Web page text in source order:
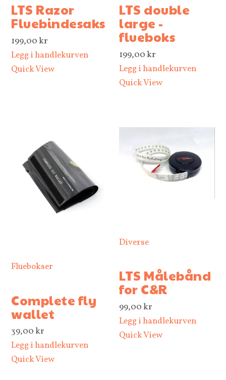
l
.
k
r
LTS Razor
Fluebindesaks
199,00kr
Legg i handlekurven
Quick View
LTS double
large -
flueboks
199,00kr
Legg i handlekurven
Quick View
Fluebokser
Complete fly
wallet
39,00kr
Legg i handlekurven
Quick View
Diverse
LTS Målebånd
for C&R
99,00kr
Legg i handlekurven
Quick View